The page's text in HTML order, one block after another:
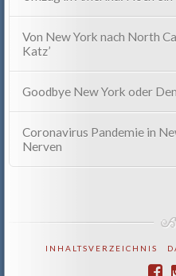
Von New York nach North
Katz’
Goodbye New York oder
Coronavirus Pandemie in
Nerven
INHALTSVERZEICHNIS